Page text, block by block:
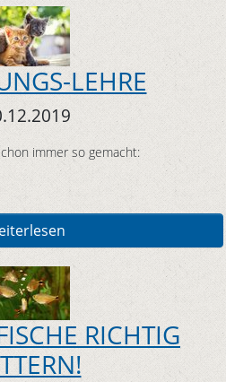
LEHRE
immer so gemacht:
RICHTIG